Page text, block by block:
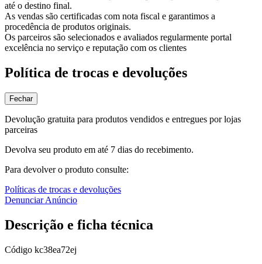
até o destino final.
As vendas são certificadas com nota fiscal e garantimos a
procedência de produtos originais.
Os parceiros são selecionados e avaliados regularmente portal
excelência no serviço e reputação com os clientes
Política de trocas e devoluções
Fechar
Devolução gratuita para produtos vendidos e entregues por lojas
parceiras
Devolva seu produto em até 7 dias do recebimento.
Para devolver o produto consulte:
Políticas de trocas e devoluções
Denunciar Anúncio
Descrição e ficha técnica
Código kc38ea72ej